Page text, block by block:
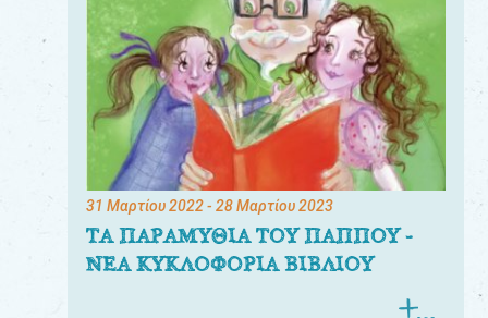
31 Μαρτίου 2022- 28 Μαρτίου 2023
ΤΑ ΠΑΡΑΜΥΘΙΑ ΤΟΥ ΠΑΠΠΟΥ -
ΝΕΑ ΚΥΚΛΟΦΟΡΙΑ ΒΙΒΛΙΟΥ